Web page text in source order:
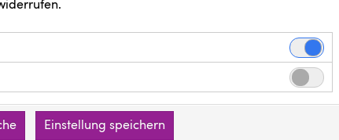
Funktionen und sind für die einwandfreie
Cookies speichern keine personenbezogenen
übermittelt.
Website nutzen.
Einstellung speichern